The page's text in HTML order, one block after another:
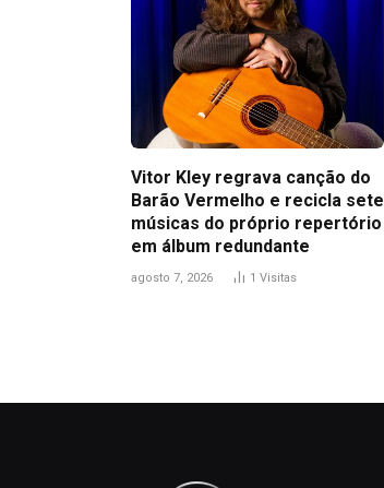
Vitor Kley regrava canção do
Barão Vermelho e recicla sete
músicas do próprio repertório
em álbum redundante
agosto 7, 2026 1 Visitas